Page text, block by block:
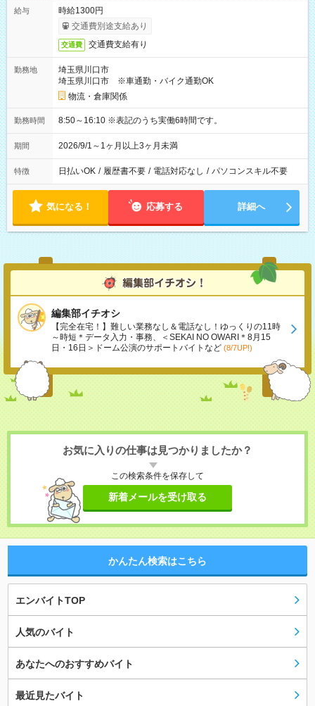
給与
時給1300円
交通費別途支給あり
交通費 交通費支給有り
勤務地
埼玉県川口市
埼玉県川口市 ※車通勤・バイク通勤OK
物流・倉庫関係
勤務時間 8:50～16:10 ※表記のうち実働6時間です。
期間 2026/9/1～1ヶ月以上3ヶ月未満
特徴 日払いOK / 履歴書不要 / 電話対応なし / パソコンスキル不要
気になる！ 応募する 詳細へ
編集部イチオシ
【完全在宅！】難しい業務なし＆電話なし！ゆっくりの11時
～時短＊データ入力・事務、＜SEKAI NO OWARI＊8月15
日・16日＞ドーム公演のサポートバイトなど (8/7UP!)
お気に入りの仕事は見つかりましたか？
この検索条件を保存して
新着メールを受け取る
かんたん検索はこちら
エンバイトTOP
人気のバイト
あなたへのおすすめバイト
最近見たバイト